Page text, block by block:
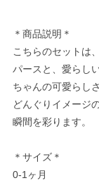
＊商品説明＊
こちらのセットは
パースと、愛らし
ちゃんの可愛らし
どんぐりイメージ
瞬間を彩ります。
＊サイズ＊
0-1ヶ月